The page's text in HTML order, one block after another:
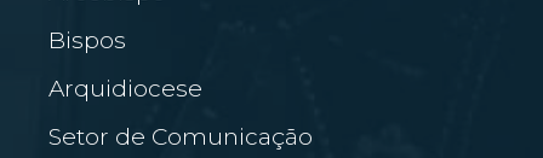
Bispos
Arquidiocese
Setor de Comunicação